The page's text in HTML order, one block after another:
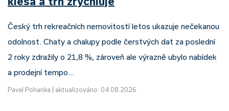
Český trh rekreačních nemovitostí letos ukazuje nečekanou
odolnost. Chaty a chalupy podle čerstvých dat za poslední
2 roky zdražily o 21,8 %, zároveň ale výrazně ubylo nabídek
a prodejní tempo…
Pavel Pohanka aktualizováno: 04.08.2026